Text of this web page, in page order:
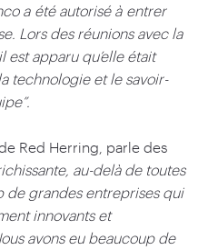
a été autorisé à entrer
Lors des réunions avec la
est apparu qu’elle était
technologie et le savoir-
Red Herring, parle des
au-delà de toutes
de grandes entreprises qui
innovants et
avons eu beaucoup de